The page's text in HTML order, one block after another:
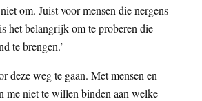
om. Juist voor mensen die nergens
het belangrijk om te proberen die
te brengen.’
deze weg te gaan. Met mensen en
me niet te willen binden aan welke